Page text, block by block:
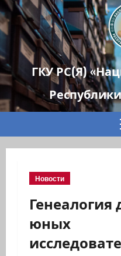
ГКУ РС(Я)
Новости
Генеалогия
юных